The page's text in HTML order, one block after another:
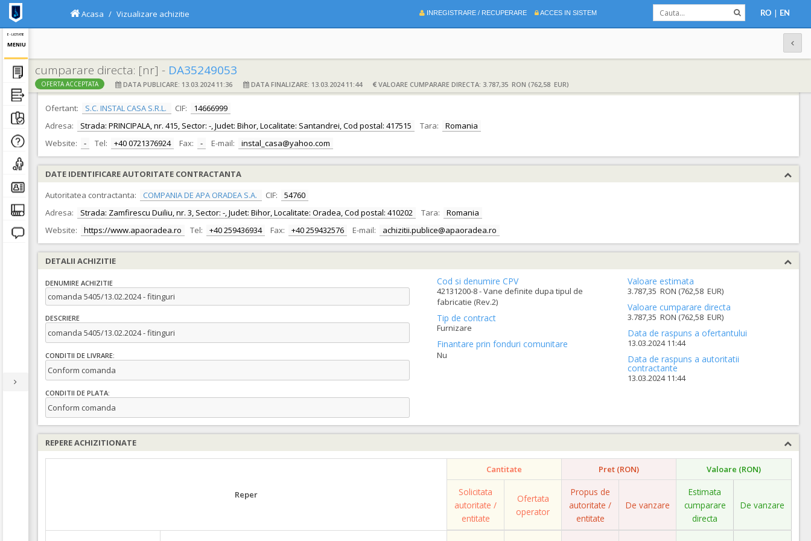
E - LICITATIE
MENIU
INREGISTRARE / RECUPERARE ACCES IN SISTEM RO | EN
Acasa Vizualizare achizitie
cumparare directa: [nr] - DA35249053
OFERTA ACCEPTATA DATA PUBLICARE: 13.03.2024 11:36 DATA FINALIZARE: 13.03.2024 11:44 VALOARE CUMPARARE DIRECTA: 3.787,35 RON (762,58 EUR)
DATE IDENTIFICARE OFERTANT
Ofertant:
S.C. INSTAL CASA S.R.L. CIF:
14666999
Adresa:
Strada: PRINCIPALA, nr. 415, Sector: -, Judet: Bihor, Localitate: Santandrei, Cod postal: 417515 Tara:
Romania
Website:
- Tel: +40 0721376924 Fax: - E-mail: instal_casa@yahoo.com
DATE IDENTIFICARE AUTORITATE CONTRACTANTA
Autoritatea contractanta:
COMPANIA DE APA ORADEA S.A. CIF:
54760
Adresa:
Strada: Zamfirescu Duiliu, nr. 3, Sector: -, Judet: Bihor, Localitate: Oradea, Cod postal: 410202 Tara:
Romania
Website:
https://www.apaoradea.ro Tel: +40 259436934 Fax: +40 259432576 E-mail: achizitii.publice@apaoradea.ro
DETALII ACHIZITIE
DENUMIRE ACHIZITIE
comanda 5405/13.02.2024 - fitinguri
DESCRIERE
comanda 5405/13.02.2024 - fitinguri
CONDITII DE LIVRARE:
Conform comanda
CONDITII DE PLATA:
Conform comanda
Cod si denumire CPV
42131200-8 - Vane definite dupa tipul de
fabricatie (Rev.2)
Tip de contract
Furnizare
Finantare prin fonduri comunitare
Nu
Valoare estimata
3.787,35 RON (762,58 EUR)
Valoare cumparare directa
3.787,35 RON (762,58 EUR)
Data de raspuns a ofertantului
13.03.2024 11:44
Data de raspuns a autoritatii
contractante
13.03.2024 11:44
REPERE ACHIZITIONATE
Reper
Cantitate Pret (RON) Valoare (RON)
Solicitata
autoritate /
entitate
Ofertata
operator
Propus de
autoritate /
entitate
De vanzare
Estimata
cumparare
directa
De vanzare